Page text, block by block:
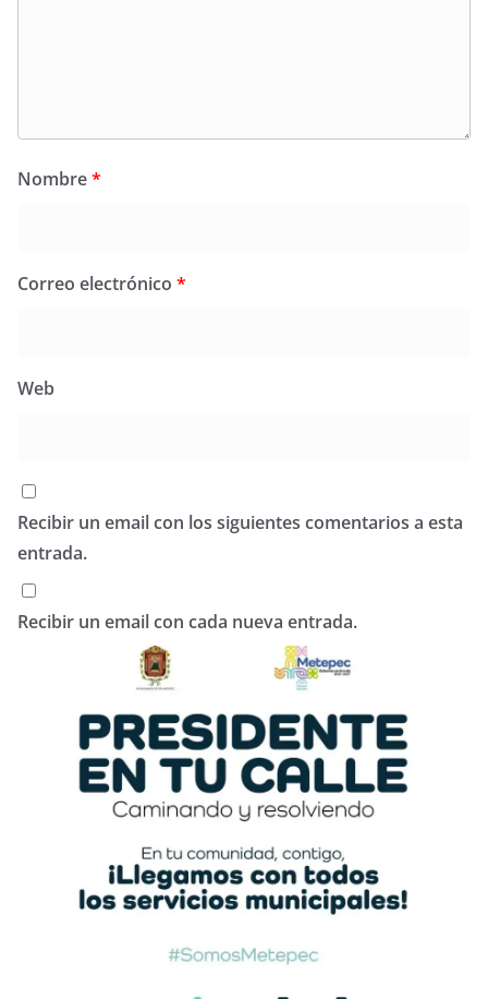
Nombre*
Correo electrónico *
Web
Recibir un email con los siguientes comentarios a esta
entrada.
Recibir un email con cada nueva entrada.